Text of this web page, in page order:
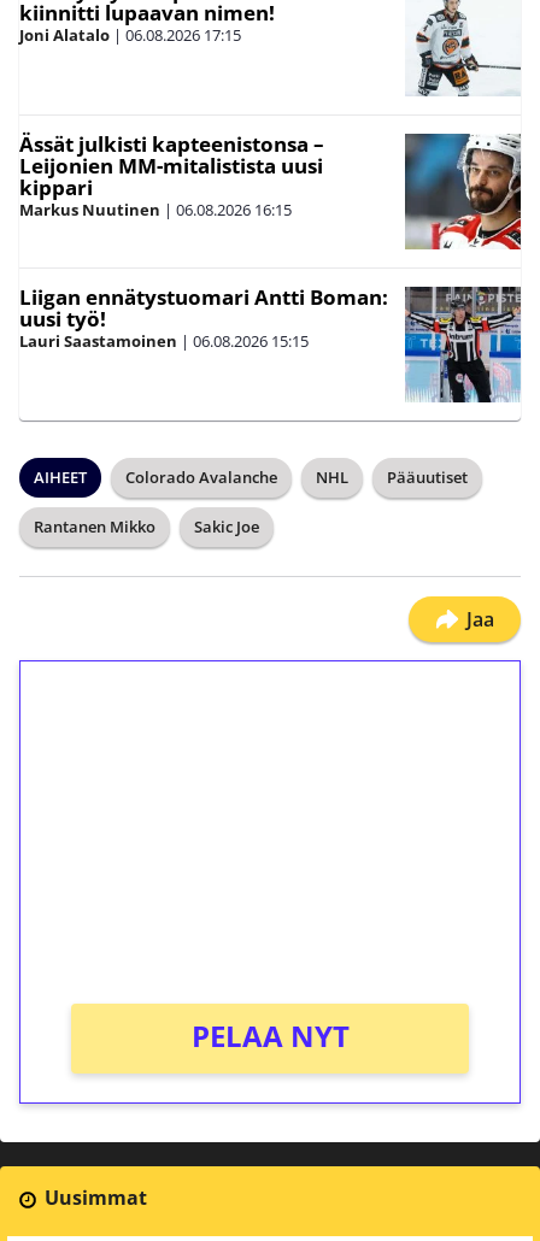
kiinnitti lupaavan nimen!
Joni Alatalo | 06.08.2026 17:15
Ässät julkisti kapteenistonsa –
Leijonien MM-mitalistista uusi
kippari
Markus Nuutinen | 06.08.2026 16:15
Liigan ennätystuomari Antti Boman:
uusi työ!
Lauri Saastamoinen | 06.08.2026 15:15
AIHEET Colorado Avalanche NHL Pääuutiset
Rantanen Mikko Sakic Joe
Jaa
PELAA NYT
Uusimmat